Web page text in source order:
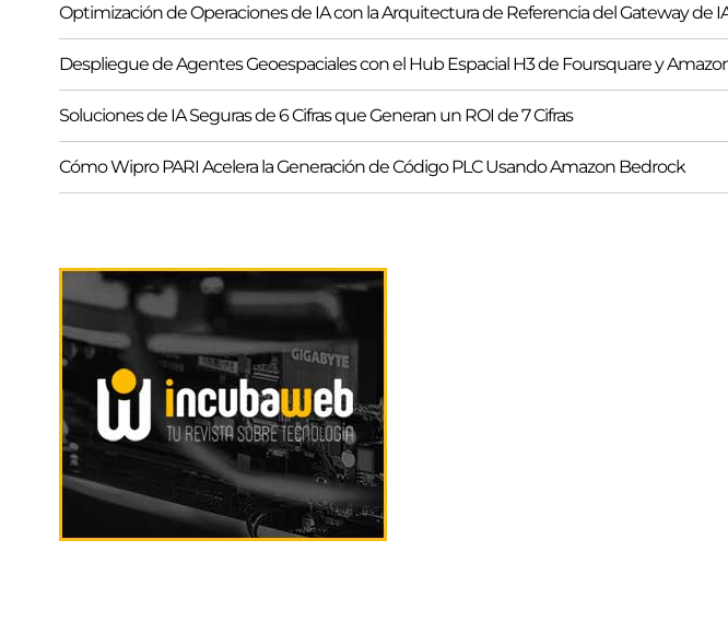
Optimización de Operaciones de IA con la Arquitectura de Referencia del Gateway de
Despliegue de Agentes Geoespaciales con el Hub Espacial H3 de Foursquare y
Soluciones de IA Seguras de 6 Cifras que Generan un ROI de 7 Cifras
Cómo Wipro PARI Acelera la Generación de Código PLC Usando Amazon Bedrock